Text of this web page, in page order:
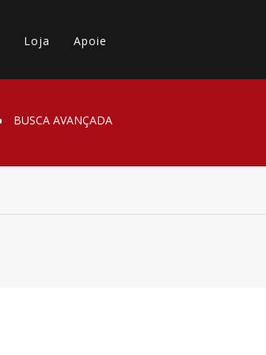
Loja Apoie
BUSCA AVANÇADA